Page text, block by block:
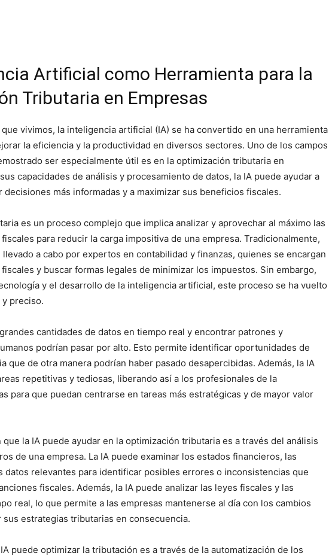
Artificial como Herramienta para la
Tributaria en Empresas
que vivimos, la inteligencia artificial (IA) se ha convertido en una herramienta
la eficiencia y la productividad en diversos sectores. Uno de los campos
ser especialmente útil es en la optimización tributaria en
capacidades de análisis y procesamiento de datos, la IA puede ayudar a
decisiones más informadas y a maximizar sus beneficios fiscales.
es un proceso complejo que implica analizar y aprovechar al máximo las
para reducir la carga impositiva de una empresa. Tradicionalmente,
a cabo por expertos en contabilidad y finanzas, quienes se encargan
y buscar formas legales de minimizar los impuestos. Sin embargo,
y el desarrollo de la inteligencia artificial, este proceso se ha vuelto
preciso.
cantidades de datos en tiempo real y encontrar patrones y
podrían pasar por alto. Esto permite identificar oportunidades de
que de otra manera podrían haber pasado desapercibidas. Además, la IA
repetitivas y tediosas, liberando así a los profesionales de la
para que puedan centrarse en tareas más estratégicas y de mayor valor
que la IA puede ayudar en la optimización tributaria es a través del análisis
de una empresa. La IA puede examinar los estados financieros, las
datos relevantes para identificar posibles errores o inconsistencias que
fiscales. Además, la IA puede analizar las leyes fiscales y las
real, lo que permite a las empresas mantenerse al día con los cambios
sus estrategias tributarias en consecuencia.
puede optimizar la tributación es a través de la automatización de los